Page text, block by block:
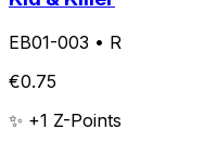
EB01-003 • R
€0.75
✨ +1 Z-Points